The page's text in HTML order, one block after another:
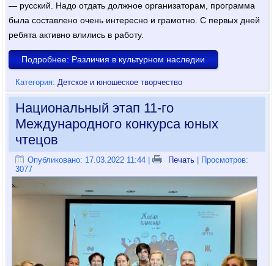
— русский. Надо отдать должное организаторам, программа
была составлено очень интересно и грамотно. С первых дней
ребята активно влились в работу.
Подробнее: Различия в культурном наследии
Категория:Детское и юношеское творчество
Национальный этап 11-го
Международного конкурса юных
чтецов
Опубликовано: 17.03.2022 11:44 | Печать
| Просмотров:
3077